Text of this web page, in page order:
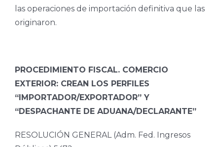
las operaciones de importación definitiva que las
originaron.
PROCEDIMIENTO FISCAL. COMERCIO
EXTERIOR: CREAN LOS PERFILES
“IMPORTADOR/EXPORTADOR” Y
“DESPACHANTE DE ADUANA/DECLARANTE”
RESOLUCIÓN GENERAL (Adm. Fed. Ingresos